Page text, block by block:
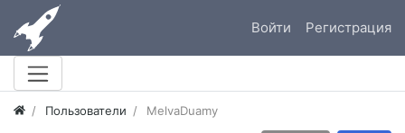
Войти Регистрация
Пользователи MelvaDuamy